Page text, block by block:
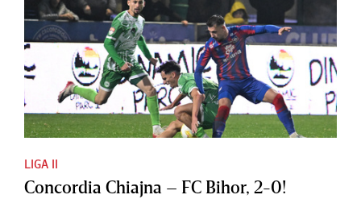
LIGA II
Concordia Chiajna – FC Bihor, 2-0!